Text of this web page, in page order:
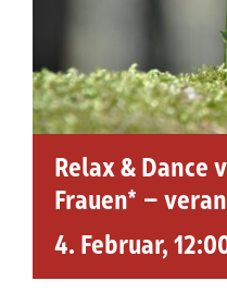
Relax & Dance
Frauen* –
4. Februar,